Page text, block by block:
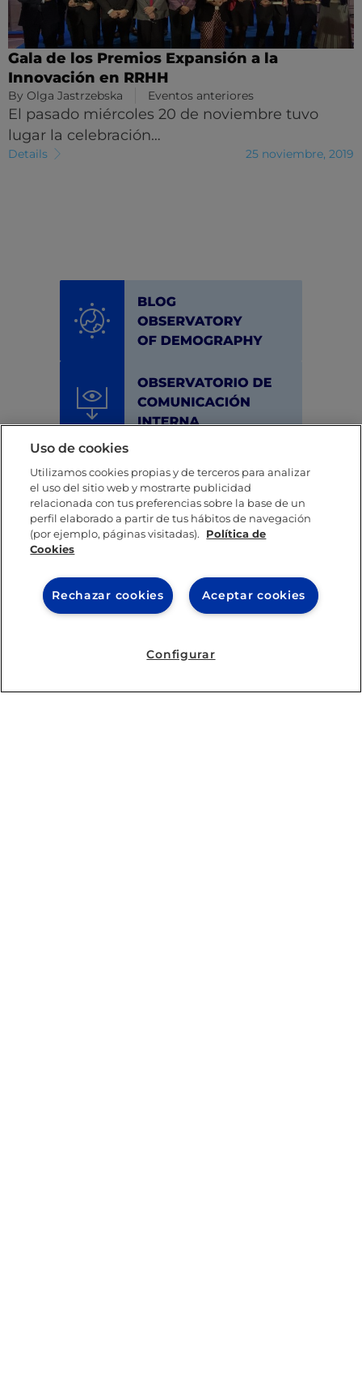
Gala de los Premios Expansión a la
Innovación en RRHH
By Olga Jastrzebska Eventos anteriores
El pasado miércoles 20 de noviembre tuvo
lugar la celebración…
Details 25 noviembre, 2019
Uso de cookies
Utilizamos cookies propias y de terceros para analizar
el uso del sitio web y mostrarte publicidad
relacionada con tus preferencias sobre la base de un
perfil elaborado a partir de tus hábitos de navegación
(por ejemplo, páginas visitadas).
Política de
Cookies
Aceptar cookies
Rechazar cookies
Configurar